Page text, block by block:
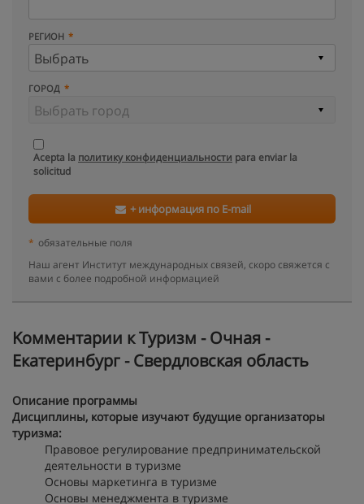
РЕГИОН
ГОРОД
Acepta la политику конфиденциальности para enviar la
solicitud
+ информация по E-mail
* обязательные поля
Наш агент Институт международных связей, скоро свяжется с
вами с более подробной информацией
Kомментарии к Туризм - Очная -
Екатеринбург - Свердловская область
Описание программы
Дисциплины, которые изучают будущие организаторы
туризма:
Правовое регулирование предпринимательской
деятельности в туризме
Основы маркетинга в туризме
Основы менеджмента в туризме